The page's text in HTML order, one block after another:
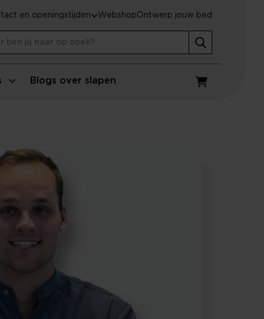
Blogs over slapen
Winkelwagen
en openingstijden WebshopOntwerp jouw bed